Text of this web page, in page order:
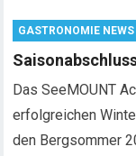
GASTRONOMIE NEWS
Das SeeMOUNT
erfolgreichen
den Bergsommer